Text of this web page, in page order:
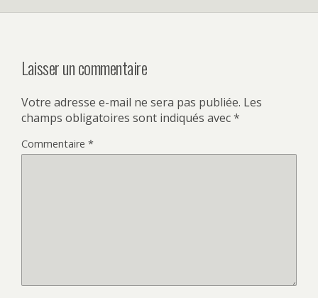
Laisser un commentaire
Votre adresse e-mail ne sera pas publiée. Les
champs obligatoires sont indiqués avec*
Commentaire *